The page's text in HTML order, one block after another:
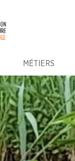
MÉTIERS